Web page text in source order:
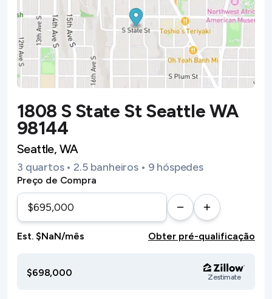
1808 S State St Seattle WA
98144
Seattle, WA
3 quartos • 2.5 banheiros • 9 hóspedes
Preço de Compra
Est. $NaN/mês Obter pré-qualificação
$698,000 Zestimate